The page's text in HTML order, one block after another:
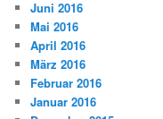
Juni 2016
Mai 2016
April 2016
März 2016
Februar 2016
Januar 2016